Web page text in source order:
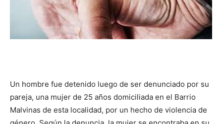
Verdad
es
Un hombre fue detenido luego de ser denunciado por su
pareja, una mujer de 25 años domiciliada en el Barrio
Malvinas de esta localidad, por un hecho de violencia de